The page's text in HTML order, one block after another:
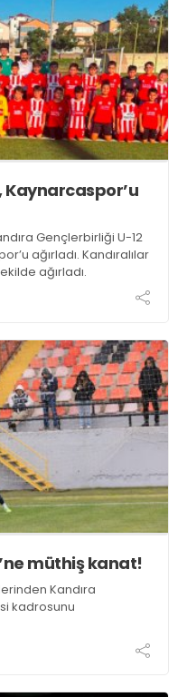
Kaynarcaspor’u
Gençlerbirliği U-12
ağırladı. Kandıralılar
ağırladı.
müthiş kanat!
Kandıra
kadrosunu